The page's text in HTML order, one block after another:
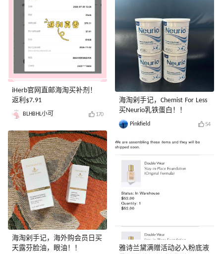
iHerb官网直邮海淘买补剂！
返利$7.91
BLHBHL小可 170
海淘剁手记，海外购会员日买
天露芬脸油，眼油！！
海淘剁手记，Chemist For Less
买Neurio乳铁蛋白！！
Pinkfield 54
雅诗兰黛满赠活动必入粉底液